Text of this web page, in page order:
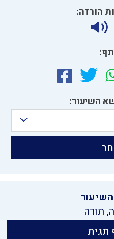
הורדה:
השיעור:
, תורה
תגית